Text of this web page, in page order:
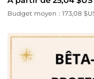
Budget moyen : 173,08